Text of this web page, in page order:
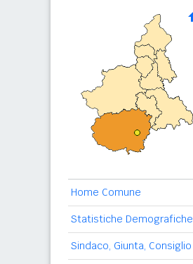
Home Comune
Statistiche Demografiche
Sindaco, Giunta, Consiglio